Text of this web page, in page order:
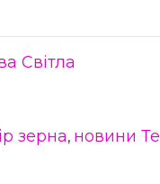
Світла
зерна, новини